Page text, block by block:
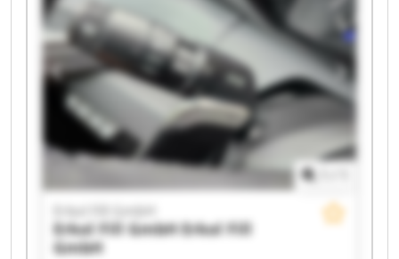
Erkol Fill GmbH
Erkol Fill GmbHErkol Fill
GmbH